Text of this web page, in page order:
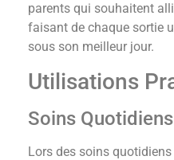
parents qui souhaitent
faisant de chaque sortie
sous son meilleur jour.
Utilisations
Soins Quotidiens
Lors des soins quotidiens